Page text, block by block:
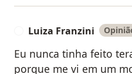
Luiza Franzini
Eu nunca tinha feito
porque me vi em um